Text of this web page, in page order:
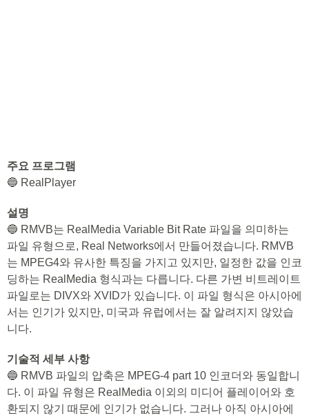
주요 프로그램
🔵 RealPlayer
설명
🔵 RMVB는 RealMedia Variable Bit Rate 파일을 의미하는
파일 유형으로, Real Networks에서 만들어졌습니다. RMVB
는 MPEG4와 유사한 특징을 가지고 있지만, 일정한 값을 인코
딩하는 RealMedia 형식과는 다릅니다. 다른 가변 비트레이트
파일로는 DIVX와 XVID가 있습니다. 이 파일 형식은 아시아에
서는 인기가 있지만, 미국과 유럽에서는 잘 알려지지 않았습
니다.
기술적 세부 사항
🔵 RMVB 파일의 압축은 MPEG-4 part 10 인코더와 동일합니
다. 이 파일 유형은 RealMedia 이외의 미디어 플레이어와 호
환되지 않기 때문에 인기가 없습니다. 그러나 아직 아시아에